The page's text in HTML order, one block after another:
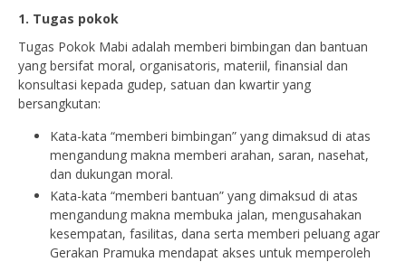
1. Tugas pokok
Tugas Pokok Mabi adalah memberi bimbingan dan bantuan
yang bersifat moral, organisatoris, materiil, finansial dan
konsultasi kepada gudep, satuan dan kwartir yang
bersangkutan:
Kata-kata “memberi bimbingan” yang dimaksud di atas
mengandung makna memberi arahan, saran, nasehat,
dan dukungan moral.
Kata-kata “memberi bantuan” yang dimaksud di atas
mengandung makna membuka jalan, mengusahakan
kesempatan, fasilitas, dana serta memberi peluang agar
Gerakan Pramuka mendapat akses untuk memperoleh